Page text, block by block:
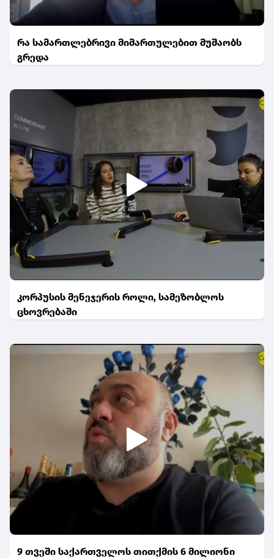
რა სამართლებრივი მიმართულებით მუშაობს
გრედა
კორპუსის მენეჯერის როლი, სამეზობლოს
ცხოვრებაში
9 თვეში საქართველოს თითქმის 6 მილიონი